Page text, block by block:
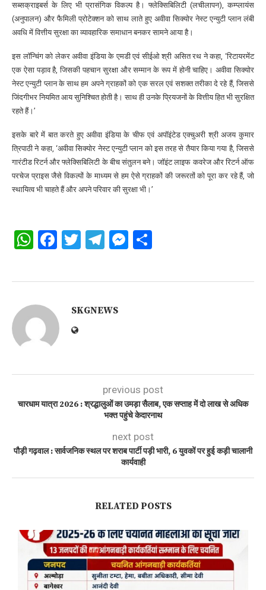
सब्सक्राइबर्स के लिए भी प्रासंगिक विकल्प है। फ्लेक्सिबिलिटी (लचीलापन), कम्प्लायंस
(अनुपालन) और फैमिली प्रोटेक्शन को साथ लाते हुए अवीवा सिक्योर नेस्ट एन्युटी प्लान लंबी
अवधि में वित्तीय सुरक्षा का व्यावहारिक समाधान बनकर सामने आया है।
इस लॉन्चिंग को लेकर अवीवा इंडिया के एमडी एवं सीईओ श्री असित रथ ने कहा, ‘रिटायरमेंट
एक ऐसा पड़ाव है, जिसकी पहचान सुरक्षा और सम्मान के रूप में होनी चाहिए। अवीवा सिक्योर
नेस्ट एन्युटी प्लान के साथ हम अपने ग्राहकों को एक सरल एवं सशक्त तरीका दे रहे हैं, जिससे
जिंदगीभर नियमित आय सुनिश्चित होती है। साथ ही उनके प्रियजनों के वित्तीय हित भी सुरक्षित
रहते हैं।’
इसके बारे में बात करते हुए अवीवा इंडिया के चीफ एवं अपॉइंटेड एक्चुअरी श्री अजय कुमार
त्रिपाठी ने कहा, ‘अवीवा सिक्योर नेस्ट एन्युटी प्लान को इस तरह से तैयार किया गया है, जिससे
गारंटीड रिटर्न और फ्लेक्सिबिलिटी के बीच संतुलन बने। जॉइंट लाइफ कवरेज और रिटर्न ऑफ
परचेज प्राइस जैसे विकल्पों के माध्यम से हम ऐसे ग्राहकों की जरूरतों को पूरा कर रहे हैं, जो
स्थायित्व भी चाहते हैं और अपने परिवार की सुरक्षा भी।’
WhatsApp
Facebook
Twitter
Telegram
Messenger
SKGNEWS
previous post
चारधाम यात्रा 2026 : श्रद्धालुओं का उमड़ा सैलाब, एक सप्ताह में दो लाख से अधिक
भक्त पहुंचे केदारनाथ
next post
पौड़ी गढ़वाल : सार्वजनिक स्थल पर शराब पार्टी पड़ी भारी, 6 युवकों पर हुई कड़ी चालानी
कार्यवाही
RELATED POSTS